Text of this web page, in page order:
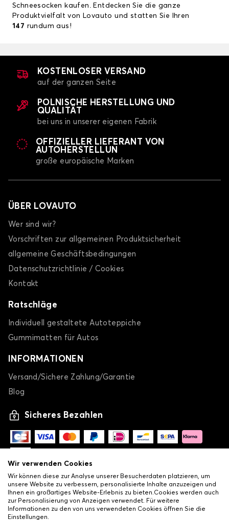
Schneesocken kaufen. Entdecken Sie die ganze
Produktvielfalt von Lovauto und statten Sie Ihren
147 rundum aus!
KOSTENLOSER VERSAND
auf der ganzen Seite
POLNISCHE HERSTELLUNG UND
QUALITÄT
bei uns in unserer eigenen Fabrik
OFFIZIELLER LIEFERANT VON
AUTOHERSTELLUN
große europäische Marken
ÜBER LOVAUTO
Wer sind wir?
Vorschriften zur allgemeinen Produktsicherheit
allgemeine Geschäftsbedingungen
Datenschutzrichtlinie / Cookies
Kontakt
Ratschläge
Individuell gestaltete Autoteppiche
Gummimatten für Autos
INFORMATIONEN
Versand/Sichere Zahlung/Garantie
Blog
Sicheres Bezahlen
Wir verwenden Cookies
Wir können diese zur Analyse unserer Besucherdaten platzieren, um
unsere Website zu verbessern, personalisierte Inhalte anzuzeigen und
Ihnen ein großartiges Website-Erlebnis zu bieten.Cookies werden auch
zur Personalisierung von Anzeigen verwendet. Für weitere
Informationen zu den von uns verwendeten Cookies öffnen Sie die
Einstellungen.